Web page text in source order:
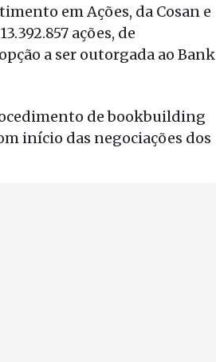
em Ações, da Cosan e
ações, de
a ser outorgada ao Bank
de bookbuilding
início das negociações dos